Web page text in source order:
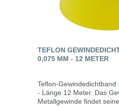
TEFLON
0,075 MM - 12 METER
Teflon-Gewindedichtband
- Länge 12 Meter. Das
Metallgewinde findet